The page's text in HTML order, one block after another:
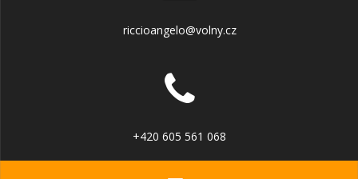
riccioangelo@volny.cz
+420 605 561 068